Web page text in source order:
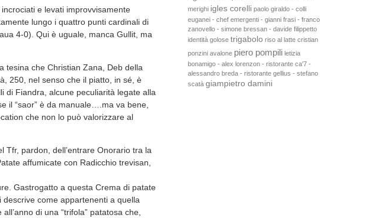
e levati improvvisamente
lungo i quattro punti cardinali di
4-0). Qui è uguale, manca Gullit, ma
tesina che Christian Zana, Deb della
250, nel senso che il piatto, in sé, è
di Fiandra, alcune peculiarità legate alla
il “saor” è da manuale….ma va bene,
che non lo può valorizzare al
Tfr, pardon, dell’entrare Onorario tra la
affumicate con Radicchio trevisan,
Gastrogatto a questa Crema di patate
come appartenenti a quella
di una “trifola” patatosa che,
merighi igles corelli paolo giraldo - colli
euganei - chef emergenti - gianni frasi - franco
zanovello - simone bressan - davide filippetto
identità golose trigabolo riso al latte cristian
ponzini avalone piero pompili letizia
bonamigo - alex lorenzon - ristorante ca'7 -
alessandro breda - ristorante gellius - stefano
scatà giampietro damini